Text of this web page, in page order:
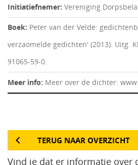
Initiatiefnemer: Vereniging
Boek: Peter van der Velde:
verzaomelde gedichten' (2013). Uitg.
91065-59-0.
Meer info: Meer over de dichter:
TERUG NAAR OVERZICHT
Vind je dat er informatie over